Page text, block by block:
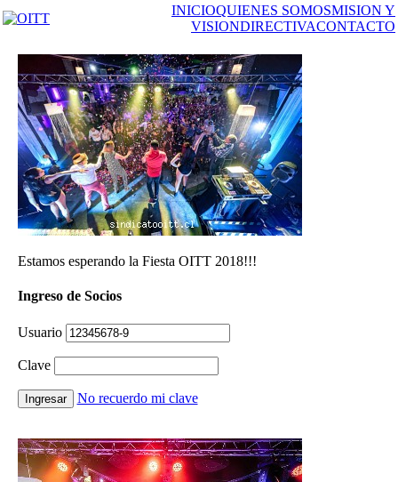
INICIOQUIENES SOMOSMISION Y
VISIONDIRECTIVACONTACTO
Estamos esperando la Fiesta OITT 2018!!!
Ingreso de Socios
Usuario
Clave
Ingresar No recuerdo mi clave